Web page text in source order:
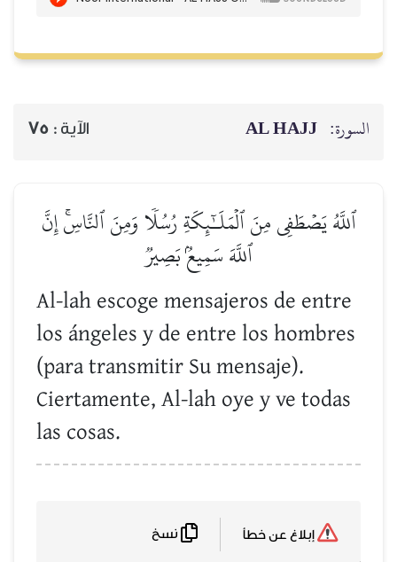
السورة: AL HAJJ الآية : 75
ٱللَّهُ يَصۡطَفِي مِنَ ٱلۡمَلَـٰٓئِكَةِ رُسُلٗا وَمِنَ ٱلنَّاسِۚ إِنَّ
ٱللَّهَ سَمِيعُۢ بَصِيرٞ
Al-lah escoge mensajeros de entre
los ángeles y de entre los hombres
(para transmitir Su mensaje).
Ciertamente, Al-lah oye y ve todas
las cosas.